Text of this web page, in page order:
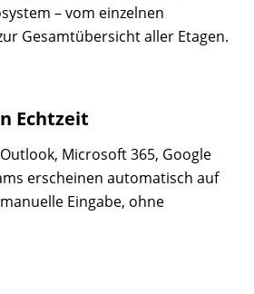
– vom einzelnen
Gesamtübersicht aller Etagen.
Echtzeit
Microsoft 365, Google
erscheinen automatisch auf
Eingabe, ohne